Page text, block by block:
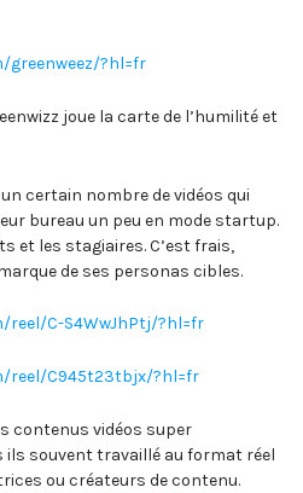
?hl=fr
joue la carte de l’humilité et
certain nombre de vidéos qui
bureau un peu en mode startup.
et les stagiaires. C’est frais,
de ses personas cibles.
C-S4WwJhPtj/?hl=fr
reel/C945t23tbjx/?hl=fr
contenus vidéos super
ils souvent travaillé au format réel
ou créateurs de contenu.